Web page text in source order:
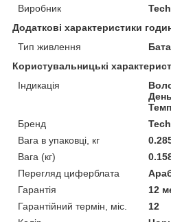
Виробник
Додаткові характеристики
Тип живлення
Користувальницькі
Індикація
Бренд
Вага в упаковці, кг
Вага (кг)
Перегляд циферблата
Гарантія
12
Гарантійний термін, міс.
12